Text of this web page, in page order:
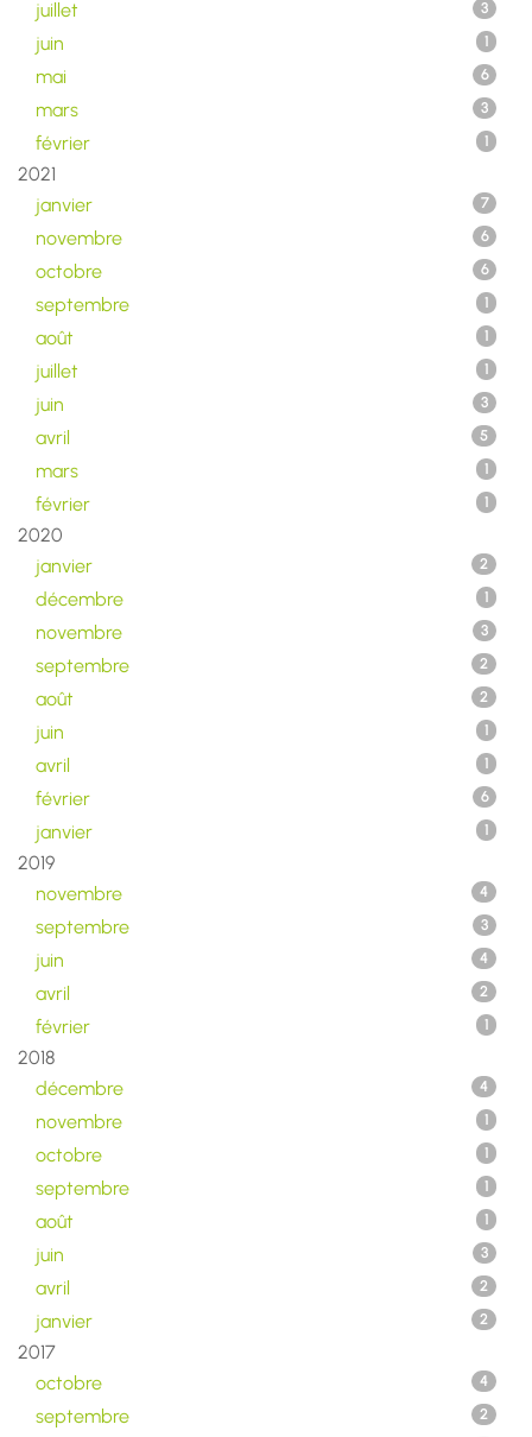
juillet 3
juin 1
mai 6
mars 3
février 1
2021
janvier
7
novembre 6
octobre 6
septembre 1
août 1
juillet 1
juin 3
avril 5
mars 1
février 1
2020
janvier
2
décembre 1
novembre 3
septembre 2
août 2
juin 1
avril 1
février 6
janvier 1
2019
novembre
4
septembre 3
juin 4
avril 2
février 1
2018
décembre
4
novembre 1
octobre 1
septembre 1
août 1
juin 3
avril 2
janvier 2
2017
octobre
4
septembre 2